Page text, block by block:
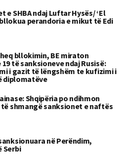
e SHBA ndaj Luftar Hysës/ ‘El
bllokua perandoria e mikut të Edi
bllokimin, BE miraton
të sanksioneve ndaj Rusisë:
i gazit të lëngshëm te kufizimi i
diplomatëve
Shqipëria po ndihmon
të shmangë sanksionet e naftës
në Perëndim,
Serbi